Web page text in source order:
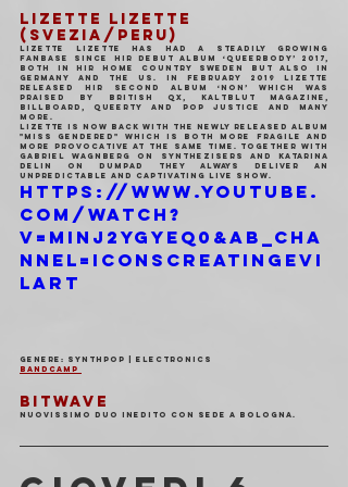
LIZETTE LIZETTE
(SVEZIA/PERU)
Lizette Lizette has had a steadily growing
fanbase since hir debut album ‘Queerbody’ 2017,
both in hir home country Sweden but also in
Germany and the US. In February 2019 Lizette
released hir second album ‘NON’ which was
praised by British QX, Kaltblut Magazine,
Billboard, Queerty and Pop Justice and many
more.
Lizette is now back with the newly released album
"Miss Gendered" which is both more fragile and
more provocative at the same time. Together with
Gabriel Wagnberg on synthezisers and Katarina
Delin on dumpad they always deliver an
unpredictable and captivating live show.
https://www.youtube.
com/watch?
v=mInj2ygYEQ0&ab_cha
nnel=IconsCreatingEvi
lArt
Genere: Synthpop | Electronics
Bandcamp
BITWAVE
Nuovissimo duo inedito con sede a Bologna.